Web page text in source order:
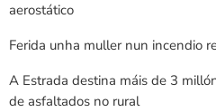
aerostático
Ferida unha muller nun incendio
A Estrada destina máis de 3
de asfaltados no rural